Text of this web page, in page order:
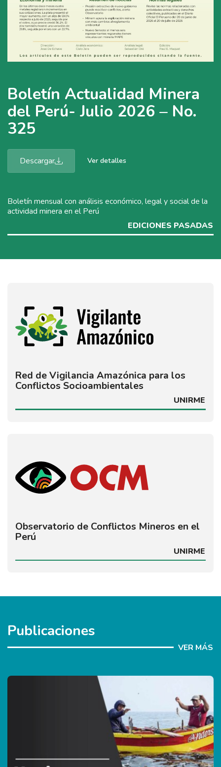
Boletín Actualidad Minera
del Perú- Julio 2026 – No.
325
Descargar Ver detalles
Boletín mensual con análisis económico, legal y social de la
actividad minera en el Perú
EDICIONES PASADAS
Red de Vigilancia Amazónica para los
Conflictos Socioambientales
UNIRME
Observatorio de Conflictos Mineros en el
Perú
UNIRME
Publicaciones
VER MÁS